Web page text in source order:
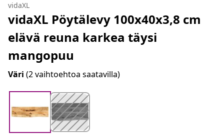
vidaXL
vidaXL Pöytälevy 100x40x3,8 cm
elävä reuna karkea täysi
mangopuu
Väri (2 vaihtoehtoa saatavilla)